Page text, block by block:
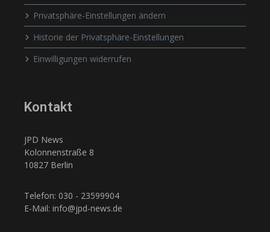
Privatsphäre-Einstellungen ändern
Historie der Privatsphäre-Einstellungen
Einwilligungen widerrufen
Kontakt
JPD News
Kolonnenstraße 8
10827 Berlin
Telefon: 030 - 23599904
E-Mail: info@jpd-news.de